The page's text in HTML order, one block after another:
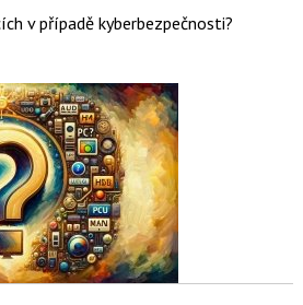
v případě kyberbezpečnosti?